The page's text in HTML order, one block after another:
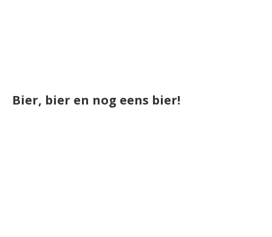
Bier, bier en nog eens bier!